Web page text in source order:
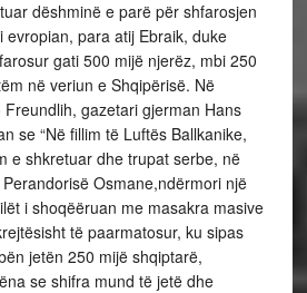
dëshminë e parë për shfarosjen
evropian, para atij Ebraik, duke
gati 500 mijë njerëz, mbi 250
në veriun e Shqipërisë. Në
gazetari gjerman Hans
se “Në fillim të Luftës Ballkanike,
e shkretuar dhe trupat serbe, në
Osmane,ndërmori një
i shoqëëruan me masakra masive
të paarmatosur, ku sipas
jetën 250 mijë shqiptarë,
se shifra mund të jetë dhe